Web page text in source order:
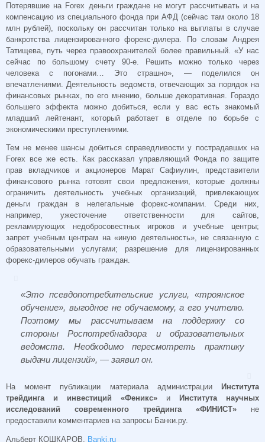
Потерявшие на Forex деньги граждане не могут рассчитывать и на
компенсацию из специального фонда при АФД (сейчас там около 18
млн рублей), поскольку он рассчитан только на выплаты в случае
банкротства лицензированного форекс-дилера. По словам Андрея
Татищева, путь через правоохранителей более правильный. «У нас
сейчас по большому счету 90-е. Решить можно только через
человека с погонами… Это страшно», — поделился он
впечатлениями. Деятельность ведомств, отвечающих за порядок на
финансовых рынках, по его мнению, больше декоративная. Гораздо
большего эффекта можно добиться, если у вас есть знакомый
младший лейтенант, который работает в отделе по борьбе с
экономическими преступлениями.
Тем не менее шансы добиться справедливости у пострадавших на
Forex все же есть. Как рассказал управляющий Фонда по защите
прав вкладчиков и акционеров Марат Сафиулин, представители
финансового рынка готовят свои предложения, которые должны
ограничить деятельность учебных организаций, привлекающих
деньги граждан в нелегальные форекс-компании. Среди них,
например, ужесточение ответственности для сайтов,
рекламирующих недобросовестных игроков и учебные центры;
запрет учебным центрам на «иную деятельность», не связанную с
образовательными услугами; разрешение для лицензированных
форекс-дилеров обучать граждан.
«Это псевдопотребительские услуги, «троянское
обучение», выгодное не обучаемому, а его учителю.
Поэтому мы рассчитываем на поддержку со
стороны Роспотребнадзора и образовательных
ведомств. Необходимо пересмотреть практику
выдачи лицензий», — заявил он.
На момент публикации материала администрации
Института
трейдинга и инвестиций «Феникс» и
Института научных
исследований современного трейдинга «ФИНИСТ» не
предоставили комментариев на запросы Банки.ру.
Альберт КОШКАРОВ, Banki.ru